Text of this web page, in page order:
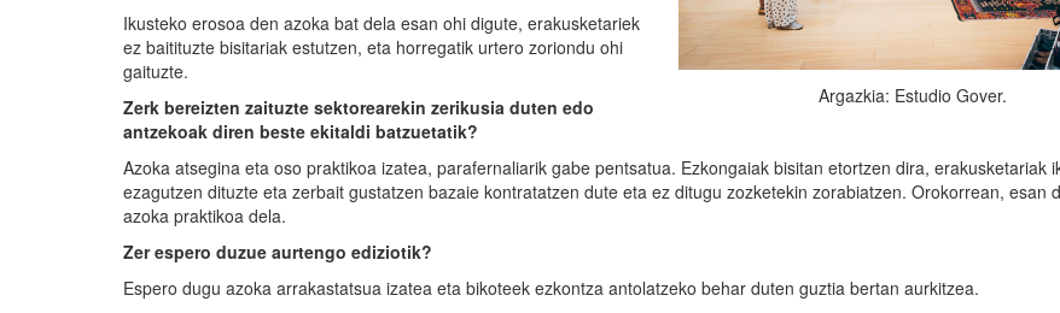
Argazkia: Estudio Gover.
Ikusteko erosoa den azoka bat dela esan ohi digute, erakusketariek
ez baitituzte bisitariak estutzen, eta horregatik urtero zoriondu ohi
gaituzte.
Zerk bereizten zaituzte sektorearekin zerikusia duten edo
antzekoak diren beste ekitaldi batzuetatik?
Azoka atsegina eta oso praktikoa izatea, parafernaliarik gabe pentsatua. Ezkongaiak bisitan etortzen dira, erakusketariak
ezagutzen dituzte eta zerbait gustatzen bazaie kontratatzen dute eta ez ditugu zozketekin zorabiatzen. Orokorrean, esan
azoka praktikoa dela.
Zer espero duzue aurtengo ediziotik?
Espero dugu azoka arrakastatsua izatea eta bikoteek ezkontza antolatzeko behar duten guztia bertan aurkitzea.